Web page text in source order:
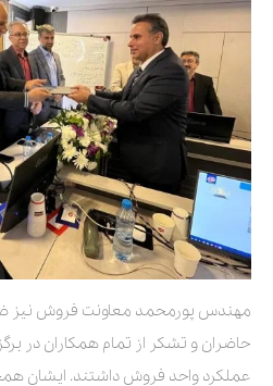
مهندس پورمحمد معاونت فروش نیز
حاضران و تشکر از تمام همکاران در
عملکرد واحد فروش داشتند. ایشان